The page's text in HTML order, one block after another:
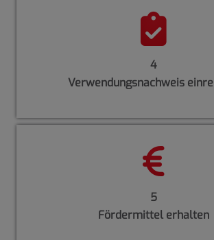
4
Verwendungsnachweis
5
Fördermittel erhalten